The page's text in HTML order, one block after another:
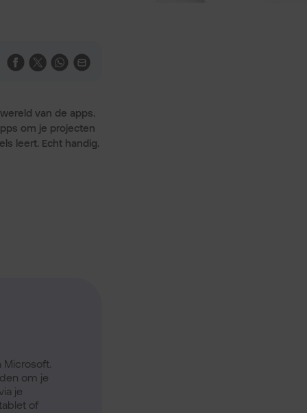
van de apps.
om je projecten
leert. Echt handig.
Microsoft.
om je
je
of